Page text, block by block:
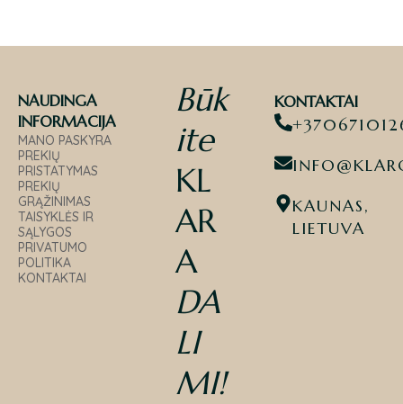
NAUDINGA
INFORMACIJA
MANO PASKYRA
PREKIŲ
PRISTATYMAS
PREKIŲ
GRĄŽINIMAS
TAISYKLĖS IR
SĄLYGOS
PRIVATUMO
POLITIKA
KONTAKTAI
Būk
ite
KL
AR
A
DA
LI
MI!
KONTAKTAI
KAUNAS,
LIETUVA